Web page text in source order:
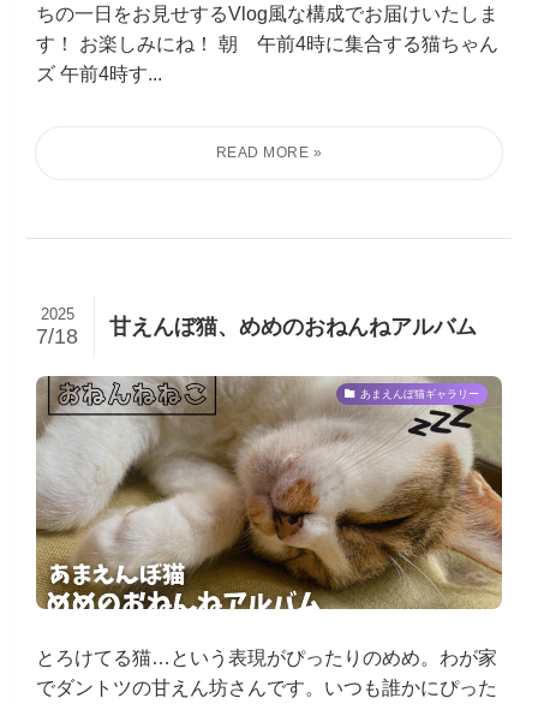
ちの一日をお見せするVlog風な構成でお届けいたしま
す！ お楽しみにね！ 朝 午前4時に集合する猫ちゃん
ズ 午前4時す...
甘えんぼ猫、めめのおねんねアルバム
2025
7/18
あまえんぼ猫ギャラリー
とろけてる猫…という表現がぴったりのめめ。わが家
でダントツの甘えん坊さんです。いつも誰かにぴった